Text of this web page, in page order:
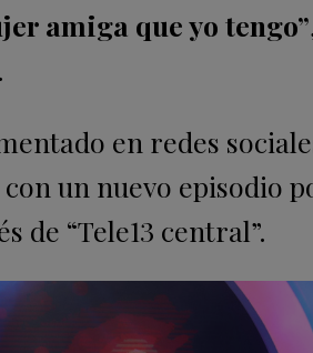
amiga que yo tengo”
en redes
un nuevo episodio
de “Tele13 central”.